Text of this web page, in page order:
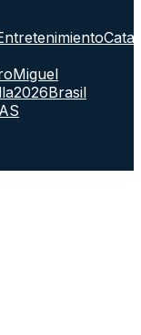
Miguel
2026Brasil